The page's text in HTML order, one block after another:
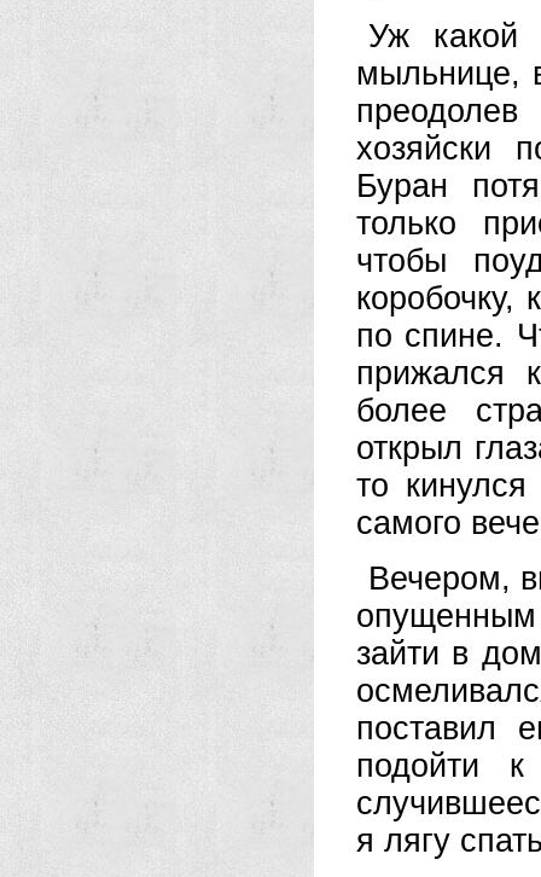
Уж какой
мыльнице,
хозяйски
Буран
только
чтобы
коробочку,
по спине.
прижался
более
открыл
то
самого
Вечером,
зайти в
поставил
подойти
я лягу